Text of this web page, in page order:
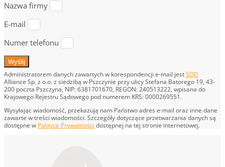
Nazwa firmy
E-mail
Numer telefonu
Wyślij
Administratorem danych zawartych w korespondencji e-mail jestSQD
Alliance Sp. z o.o. z siedzibą w Pszczynie przy ulicy Stefana Batorego 19, 43-
200 poczta Pszczyna, NIP: 6381701670, REGON: 240513222, wpisana do
Krajowego Rejestru Sądowego pod numerem KRS: 0000269551.
Wysyłając wiadomość, przekazują nam Państwo adres e-mail oraz inne dane
zawarte w treści wiadomości. Szczegóły dotyczące przetwarzania danych są
dostępne w Polityce Prywatności dostępnej na tej stronie internetowej.